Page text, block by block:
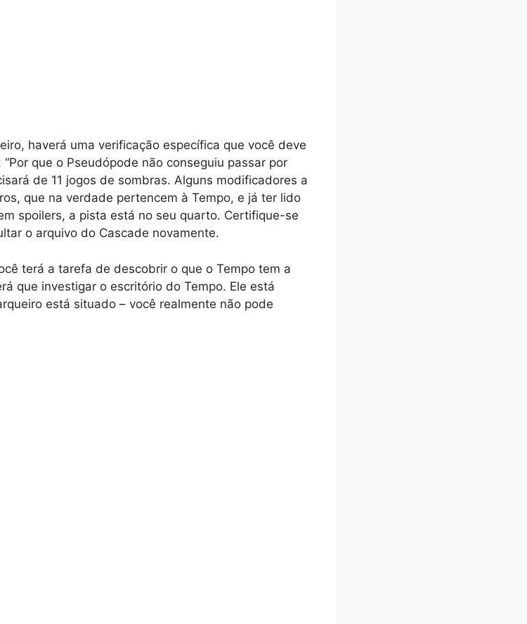
haverá uma verificação específica que você deve
que o Pseudópode não conseguiu passar por
de 11 jogos de sombras. Alguns modificadores a
que na verdade pertencem à Tempo, e já ter lido
spoilers, a pista está no seu quarto. Certifique-se
o arquivo do Cascade novamente.
terá a tarefa de descobrir o que o Tempo tem a
que investigar o escritório do Tempo. Ele está
está situado – você realmente não pode